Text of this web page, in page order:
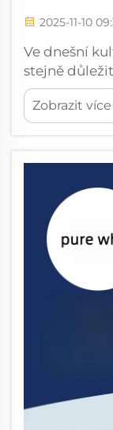
2025-11-10
Ve dnešní
stejně
Prezentační
řešení, která
m...
Zobrazit více